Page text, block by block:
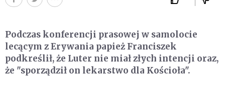
Podczas konferencji prasowej w samolocie
lecącym z Erywania papież Franciszek
podkreślił, że Luter nie miał złych intencji oraz,
że "sporządził on lekarstwo dla Kościoła".